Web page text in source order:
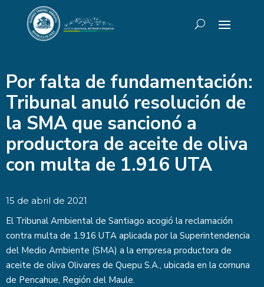
Por falta de fundamentación:
Tribunal anuló resolución de
la SMA que sancionó a
productora de aceite de oliva
con multa de 1.916 UTA
15 de abril de 2021
El Tribunal Ambiental de Santiago acogió la reclamación
contra multa de 1.916 UTA aplicada por la Superintendencia
del Medio Ambiente (SMA) a la empresa productora de
aceite de oliva Olivares de Quepu S.A., ubicada en la comuna
de Pencahue, Región del Maule.